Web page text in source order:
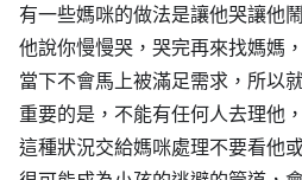
有一些媽咪的做法是讓他哭讓他
他說你慢慢哭，哭完再來找媽媽
當下不會馬上被滿足需求，所以
重要的是，不能有任何人去理他
這種狀況交給媽咪處理不要看他